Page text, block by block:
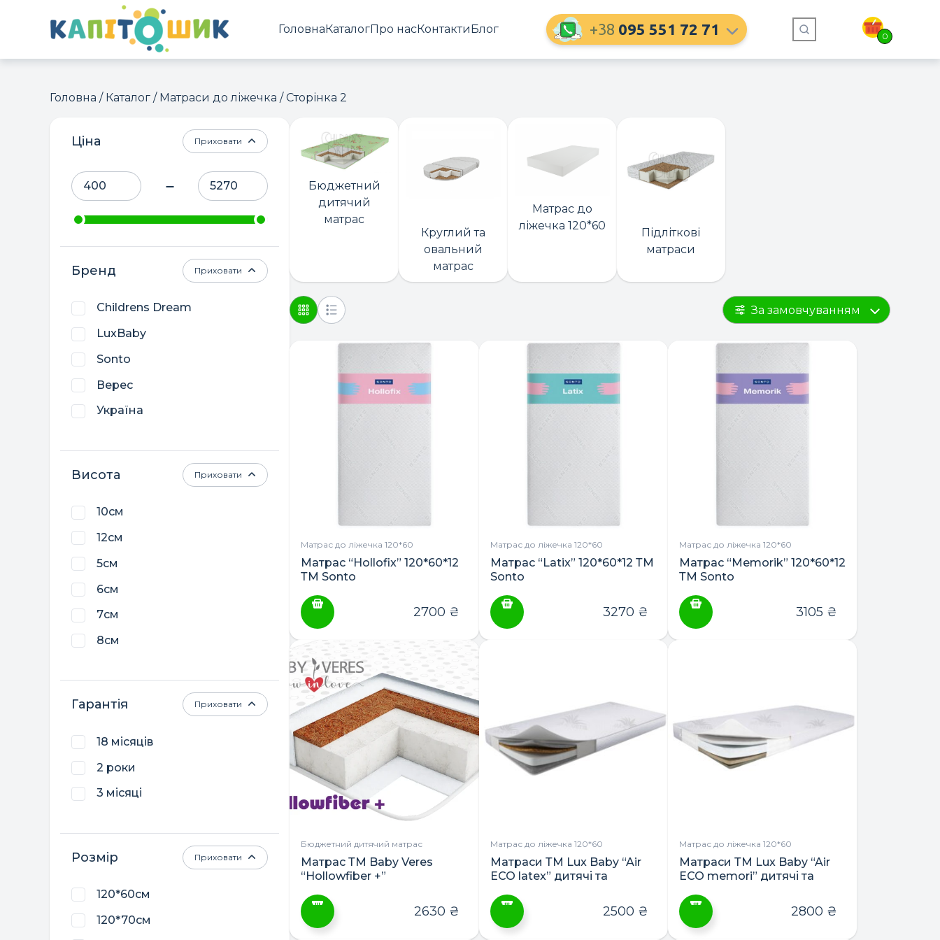
ГоловнаКаталогПро насКонтактиБлог +38 095 551 72 71 0
Головна / Каталог / Матраси до ліжечка / Сторінка 2
Ціна Приховати
Бренд
Childrens Dream
LuxBaby
Sonto
Верес
Україна
Приховати
Висота
10см
12см
5см
6см
7см
8см
Приховати
Гарантія
18 місяців
2 роки
3 місяці
Приховати
Розмір
120*60см
120*70см
Приховати
Бюджетний
дитячий
матрас
Круглий та
овальний
матрас
Матрас до
ліжечка 120*60
Підліткові
матраси
За замовчуванням
Матрас до ліжечка 120*60
Матрас “Hollofix” 120*60*12
ТМ Sonto
2700 ₴
Матрас до ліжечка 120*60
Матрас “Latix” 120*60*12 ТМ
Sonto
3270 ₴
Матрас до ліжечка 120*60
Матрас “Memorik” 120*60*12
ТМ Sonto
3105 ₴
Бюджетний дитячий матрас
Матрас ТМ Baby Veres
“Hollowfiber +”
2630 ₴
Матрас до ліжечка 120*60
Матраси ТМ Lux Baby “Air
ЕСО latex” дитячі та
2500 ₴
Матрас до ліжечка 120*60
Матраси ТМ Lux Baby “Air
ЕСО memori” дитячі та
2800 ₴